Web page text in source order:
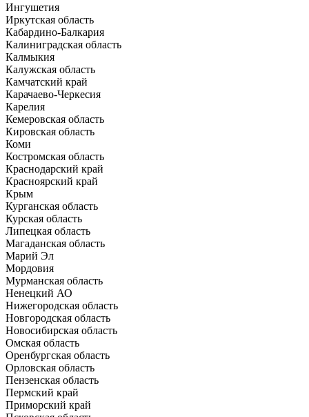
Ингушетия
Иркутская область
Кабардино-Балкария
Калиниградская область
Калмыкия
Калужская область
Камчатский край
Карачаево-Черкесия
Карелия
Кемеровская область
Кировская область
Коми
Костромская область
Краснодарский край
Красноярский край
Крым
Курганская область
Курская область
Липецкая область
Магаданская область
Марий Эл
Мордовия
Мурманская область
Ненецкий АО
Нижегородская область
Новгородская область
Новосибирская область
Омская область
Оренбургская область
Орловская область
Пензенская область
Пермский край
Приморский край